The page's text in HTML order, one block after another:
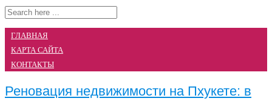
ГЛАВНАЯ
КАРТА САЙТА
КОНТАКТЫ
Реновация недвижимости на Пхукете: в